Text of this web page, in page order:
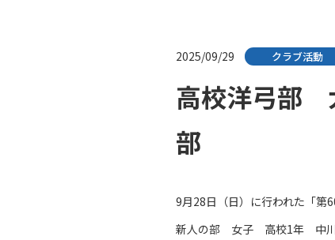
2025/09/29 クラブ活動
高校洋弓部
部
9月28日（日）に行われた「第
新人の部 女子 高校1年 中